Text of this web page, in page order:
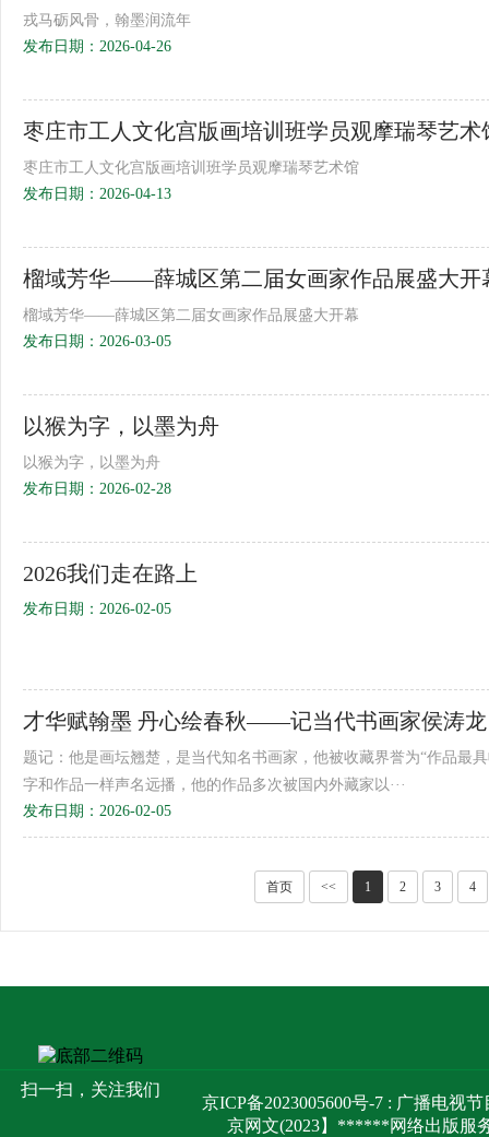
戎马砺风骨，翰墨润流年
发布日期：2026-04-26
枣庄市工人文化宫版画培训班学员观摩瑞琴艺术
枣庄市工人文化宫版画培训班学员观摩瑞琴艺术馆
发布日期：2026-04-13
榴域芳华——薛城区第二届女画家作品展盛大开
榴域芳华——薛城区第二届女画家作品展盛大开幕
发布日期：2026-03-05
以猴为字，以墨为舟
以猴为字，以墨为舟
发布日期：2026-02-28
2026我们走在路上
发布日期：2026-02-05
才华赋翰墨 丹心绘春秋——记当代书画家侯涛龙
题记：他是画坛翘楚，是当代知名书画家，他被收藏界誉为“作品最
字和作品一样声名远播，他的作品多次被国内外藏家以···
发布日期：2026-02-05
首页 << 1 2 3 4
扫一扫，关注我们
京ICP备2023005600号-7 : 广播电视
京网文(2023】******网络出版服